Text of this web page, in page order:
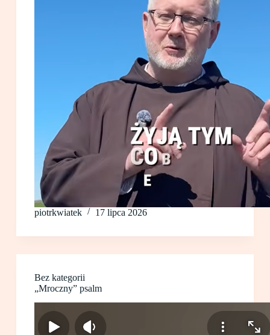
piotrkwiatek 17 lipca 2026
Bez kategorii
„Mroczny” psalm